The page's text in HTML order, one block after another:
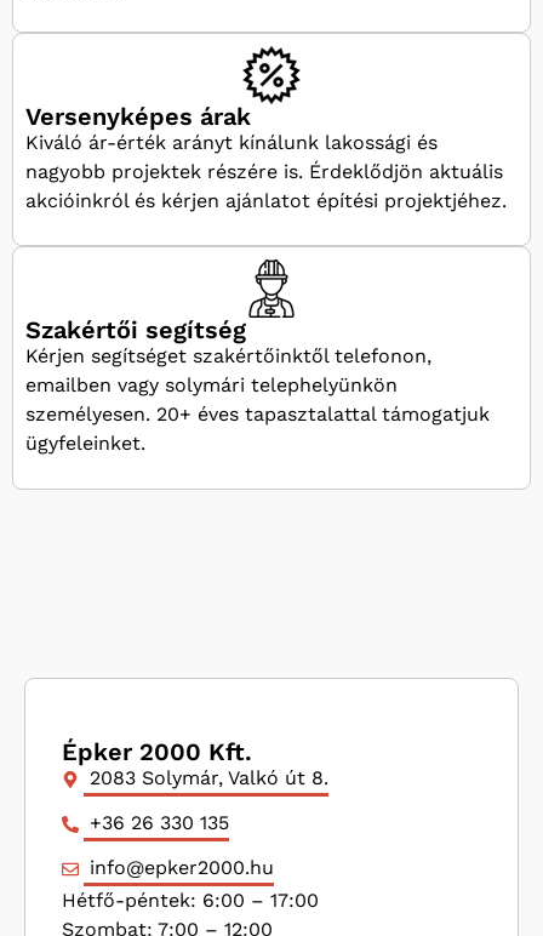
Versenyképes árak
Kiváló ár-érték arányt kínálunk lakossági és
nagyobb projektek részére is. Érdeklődjön aktuális
akcióinkról és kérjen ajánlatot építési projektjéhez.
Szakértői segítség
Kérjen segítséget szakértőinktől telefonon,
emailben vagy solymári telephelyünkön
személyesen. 20+ éves tapasztalattal támogatjuk
ügyfeleinket.
Épker 2000 Kft.
2083 Solymár, Valkó út 8.
+36 26 330 135
info@epker2000.hu
Hétfő-péntek: 6:00 – 17:00
Szombat: 7:00 – 12:00